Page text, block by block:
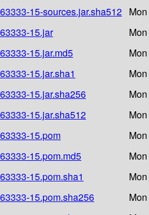
15-sources.jar.sha512
15.jar
15.jar.md5
15.jar.sha1
15.jar.sha256
15.jar.sha512
15.pom
15.pom.md5
15.pom.sha1
15.pom.sha256